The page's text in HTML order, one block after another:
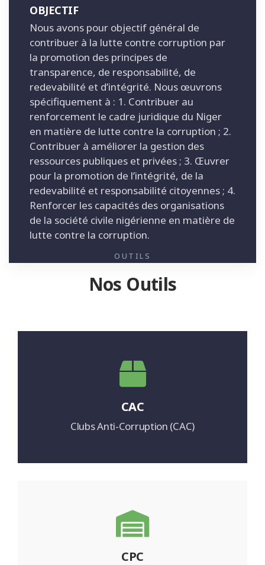
OBJECTIF
Nous avons pour objectif général de
contribuer à la lutte contre corruption par
la promotion des principes de
transparence, de responsabilité, de
redevabilité et d’intégrité. Nous œuvrons
spécifiquement à : 1. Contribuer au
renforcement le cadre juridique du Niger
en matière de lutte contre la corruption ; 2.
Contribuer à améliorer la gestion des
ressources publiques et privées ; 3. Œuvrer
pour la promotion de l’intégrité, de la
redevabilité et responsabilité citoyennes ; 4.
Renforcer les capacités des organisations
de la société civile nigérienne en matière de
lutte contre la corruption.
OUTILS
Nos Outils
CAC
Clubs Anti-Corruption (CAC)
CPC